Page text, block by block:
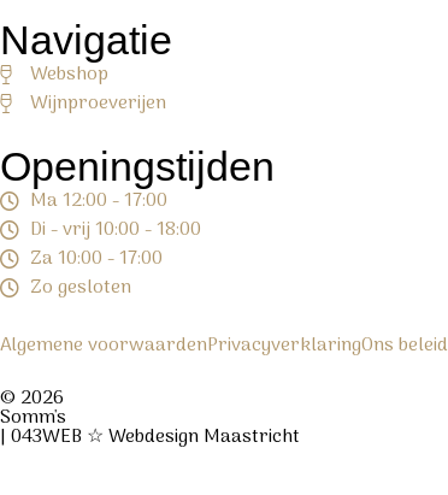
Navigatie
Webshop
Wijnproeverijen
Openingstijden
Ma 12:00 - 17:00
Di - vrij 10:00 - 18:00
Za 10:00 - 17:00
Zo gesloten
Algemene voorwaardenPrivacyverklaringOns beleid
© 2026
Somm's
| 043WEB ☆ Webdesign Maastricht